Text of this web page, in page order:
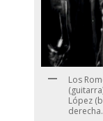
Los
López
derecha.